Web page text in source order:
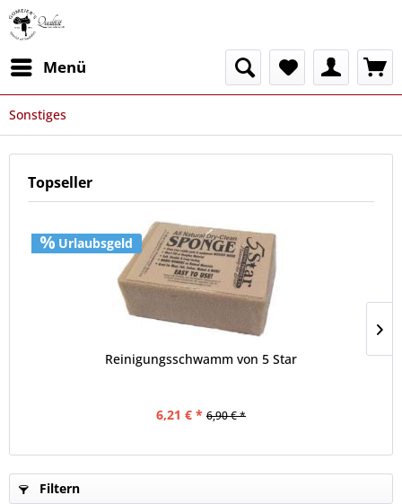
Menü
Sonstiges
Topseller
Urlaubsgeld
Reinigungsschwamm von 5 Star
6,21 € * 6,90 € *
Filtern